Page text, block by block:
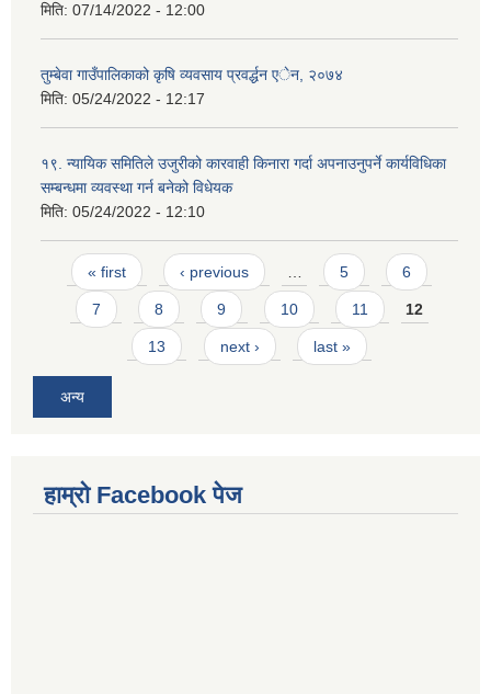
मिति: 07/14/2022 - 12:00
तुम्बेवा गाउँपालिकाको कृषि व्यवसाय प्रवर्द्धन एेन, २०७४
मिति: 05/24/2022 - 12:17
१९. न्यायिक समितिले उजुरीको कारवाही किनारा गर्दा अपनाउनुपर्ने कार्यविधिका
सम्बन्धमा व्यवस्था गर्न बनेको विधेयक
मिति: 05/24/2022 - 12:10
Pages
« first ‹ previous 5 6
7 8 9 10 11 12
13 next › last »
अन्य
हाम्राे Facebook पेज